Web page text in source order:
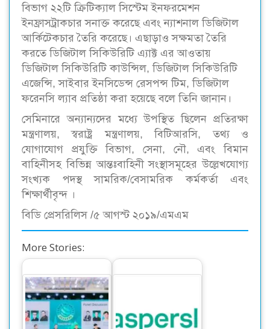
বিভাগ ২২টি ক্রিটিক্যাল সিস্টেম ইনফরমেশন
ইনফ্রাসট্রাকচার সনাক্ত করেছে এবং ন্যাশনাল ডিজিটাল
আর্কিটেকচার তৈরি করেছে। এছাড়াও সক্ষমতা তৈরি
করতে ডিজিটাল সিকিউরিটি এ্যাক্ট এর আওতায়
ডিজিটাল সিকিউরিটি কাউন্সিল, ডিজিটাল সিকিউরিটি
এজেন্সি, সাইবার ইনসিডেন্স রেসপন্স টিম, ডিজিটাল
ফরেনসি ল্যাব প্রতিষ্ঠা করা হয়েছে বলে তিনি জানান।
সেমিনারে অন্যান্যদের মধ্যে উপস্থিত ছিলেন প্রতিরক্ষা
মন্ত্রণালয়, স্বরাষ্ট্র মন্ত্রণালয়, বিটিআরসি, তথ্য ও
যোগাযোগ প্রযুক্তি বিভাগ, সেনা, নৌ, এবং বিমান
বাহিনীসহ বিভিন্ন আন্তঃবাহিনী সংস্থাসমূহের উল্লেখযোগ্য
সংখ্যক পদস্থ সামরিক/বেসামরিক কর্মকর্তা এবং
শিক্ষার্থীবৃন্দ ।
বিডি প্রেসরিলিস /৫ আগস্ট ২০১৯/এমএম
More Stories:
অনুষ্ঠিত হলো এশিয়া-
প্যাসিফিক সাইবার-
সাইবার জগতের নতুন